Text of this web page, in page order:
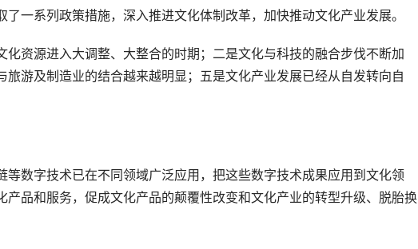
一系列政策措施，深入推进文化体制改革，加快推动文化产业发展。
资源进入大调整、大整合的时期；二是文化与科技的融合步伐不断加
游及制造业的结合越来越明显；五是文化产业发展已经从自发转向自
等数字技术已在不同领域广泛应用，把这些数字技术成果应用到文化领
品和服务，促成文化产品的颠覆性改变和文化产业的转型升级、脱胎换